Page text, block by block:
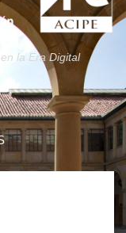
la Era Digital